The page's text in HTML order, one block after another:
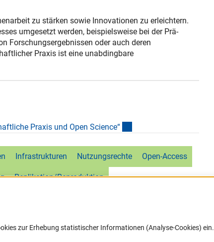
zu stärken sowie Innovationen zu erleichtern.
umgesetzt werden, beispielsweise bei der Prä-
Forschungsergebnissen oder auch deren
Praxis ist eine unabdingbare
Praxis und Open Science“
Infrastrukturen Nutzungsrechte Open-Access
Replikation/Reproduktion
zur Erhebung statistischer Informationen (Analyse-Cookies) ein.